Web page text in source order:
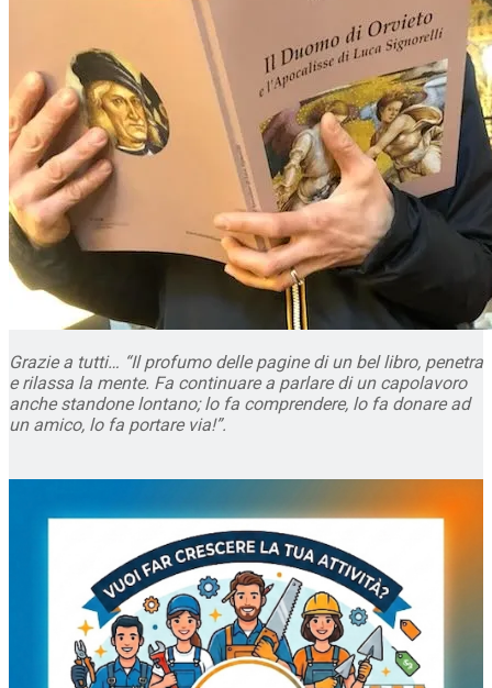
Grazie a tutti… “Il profumo delle pagine di un bel libro, penetra
e rilassa la mente. Fa continuare a parlare di un capolavoro
anche standone lontano; lo fa comprendere, lo fa donare ad
un amico, lo fa portare via!”.